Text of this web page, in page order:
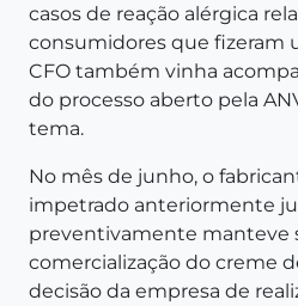
casos de reação alérgica
consumidores que fizeram
CFO também vinha
do processo aberto pela
tema.
No mês de junho, o
impetrado anteriormente
preventivamente manteve
comercialização do creme
decisão da empresa de